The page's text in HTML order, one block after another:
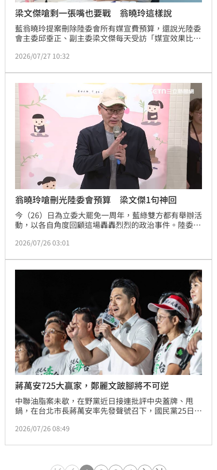
梁文傑嗆剩一張嘴也要戰 翁曉玲這樣說
藍翁曉玲提案刪除陸委會所有媒宣費預算，還說光陸委
會主委邱垂正、副主委梁文傑每天受訪「媒宣效果比花
也要一直戰鬥」。對此，翁曉玲今（27日）表示，既然
費，她肯定梁文傑的做法，也希望所有部會首長都能像
梁文傑一樣訓練好口才，替國家節省公帑。
2026/07/27 10:32
翁曉玲嗆刪光陸委會預算 梁文傑1句神回
今（26）日為立委大罷免一周年，藍綠雙方都有舉辦活
動，以各自角度回顧這場轟轟烈烈的政治事件。陸委會
特展開幕活動，回應了國民黨立委翁曉玲放話刪光預算
2026/07/26 03:01
蔣萬安725大贏家，鄭麗文跛腳將不可逆
中聯油脂案未歇，在野黨近日接連批評中央蓋牌、甩
鍋，在台北市長蔣萬安率先發聲號召下，國民黨25日下
撰文剖析，他直言，蔣萬安725大贏家，鄭麗文跛腳將
要謝謝勇敢的蔣萬安。725這晚，凱道只有一人是贏
2026/07/26 08:49